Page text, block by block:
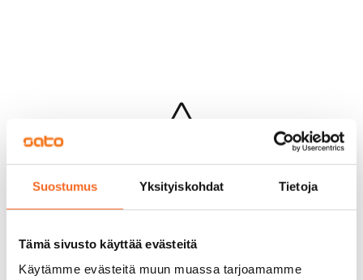
Suostumus Yksityiskohdat Tietoja
Tämä sivusto käyttää evästeitä
Käytämme evästeitä muun muassa tarjoamamme
Hups...
Jotakin meni pieleen sivun lataamisessa